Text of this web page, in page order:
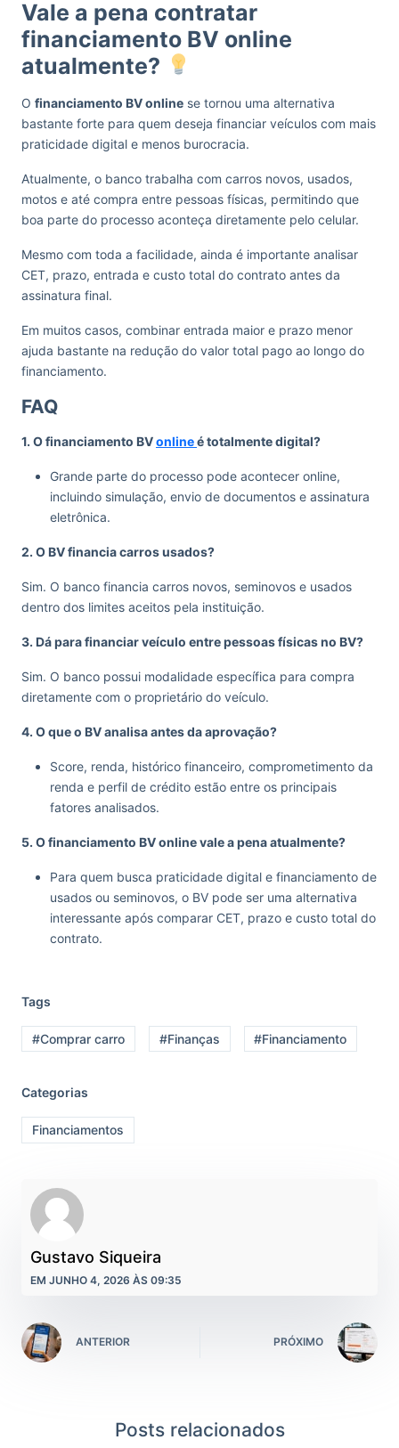
Vale a pena contratar
financiamento BV online
atualmente?
O financiamento BV online se tornou uma alternativa
bastante forte para quem deseja financiar veículos com mais
praticidade digital e menos burocracia.
Atualmente, o banco trabalha com carros novos, usados,
motos e até compra entre pessoas físicas, permitindo que
boa parte do processo aconteça diretamente pelo celular.
Mesmo com toda a facilidade, ainda é importante analisar
CET, prazo, entrada e custo total do contrato antes da
assinatura final.
Em muitos casos, combinar entrada maior e prazo menor
ajuda bastante na redução do valor total pago ao longo do
financiamento.
FAQ
1. O financiamento BVonlineé totalmente digital?
Grande parte do processo pode acontecer online,
incluindo simulação, envio de documentos e assinatura
eletrônica.
2. O BV financia carros usados?
Sim. O banco financia carros novos, seminovos e usados
dentro dos limites aceitos pela instituição.
3. Dá para financiar veículo entre pessoas físicas no BV?
Sim. O banco possui modalidade específica para compra
diretamente com o proprietário do veículo.
4. O que o BV analisa antes da aprovação?
Score, renda, histórico financeiro, comprometimento da
renda e perfil de crédito estão entre os principais
fatores analisados.
5. O financiamento BV online vale a pena atualmente?
Para quem busca praticidade digital e financiamento de
usados ou seminovos, o BV pode ser uma alternativa
interessante após comparar CET, prazo e custo total do
contrato.
Tags
#Comprar carro #Finanças #Financiamento
Categorias
Financiamentos
Gustavo Siqueira
EM JUNHO 4, 2026 ÀS 09:35
ANTERIOR PRÓXIMO
Posts relacionados